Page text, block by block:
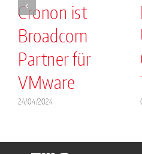
Cronon ist
Broadcom
Partner für
VMware
24/04/2024